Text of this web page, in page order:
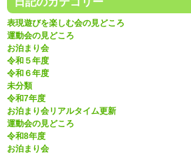
表現遊びを楽しむ会の見どころ
運動会の見どころ
お泊まり会
令和５年度
令和６年度
未分類
令和7年度
お泊まり会リアルタイム更新
運動会の見どころ
令和8年度
お泊まり会